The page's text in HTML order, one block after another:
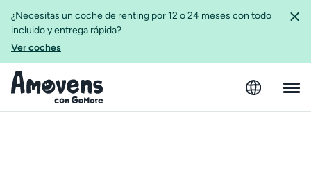
¿Necesitas un coche de renting por 12 o 24 meses con todo
incluido y entrega rápida?
Ver coches